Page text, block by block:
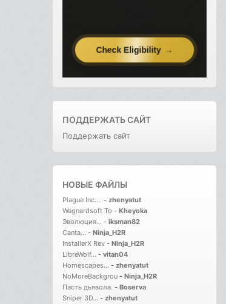
ПОДДЕРЖАТЬ САЙТ
Поддержать сайт
НОВЫЕ ФАЙЛЫ
Plague Inc.... - zhenyatut
Wagnardsoft To - Kheyoka
Эволюция... - iksman82
Canta... - Ninja_H2R
InstallerX Rev - Ninja_H2R
LibreWolf... - vitan04
Homescapes... - zhenyatut
NoMoreBackgrou - Ninja_H2R
Пасть дьявола. - Boserva
Sniper 3D... - zhenyatut